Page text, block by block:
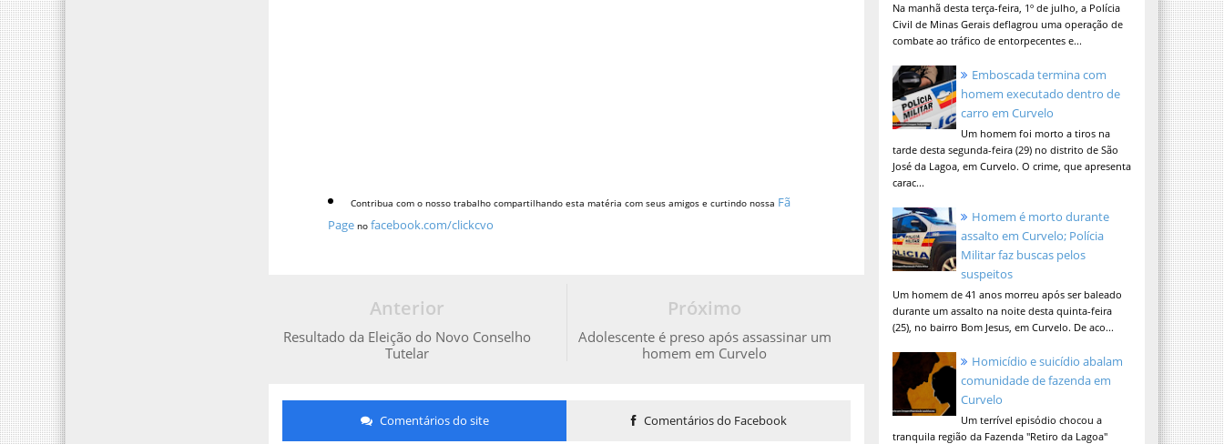
Contribua com o nosso trabalho compartilhando esta matéria com seus amigos e curtindo nossa Fã
Page nofacebook.com/clickcvo
Próximo
Adolescente é preso após assassinar um
homem em Curvelo
Anterior
Resultado da Eleição do Novo Conselho
Tutelar
Comentários do site Comentários do Facebook
Na manhã desta terça-feira, 1º de julho, a Polícia
Civil de Minas Gerais deflagrou uma operação de
combate ao tráfico de entorpecentes e...
Emboscada termina com
homem executado dentro de
carro em Curvelo
Um homem foi morto a tiros na
tarde desta segunda-feira (29) no distrito de São
José da Lagoa, em Curvelo. O crime, que apresenta
carac...
Homem é morto durante
assalto em Curvelo; Polícia
Militar faz buscas pelos
suspeitos
Um homem de 41 anos morreu após ser baleado
durante um assalto na noite desta quinta-feira
(25), no bairro Bom Jesus, em Curvelo. De aco...
Homicídio e suicídio abalam
comunidade de fazenda em
Curvelo
Um terrível episódio chocou a
tranquila região da Fazenda "Retiro da Lagoa"